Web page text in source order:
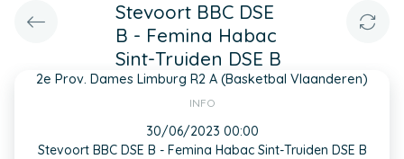
Stevoort BBC DSE
B - Femina Habac
Sint-Truiden DSE B
2e Prov. Dames Limburg R2 A (Basketbal Vlaanderen)
INFO
30/06/2023 00:00
Stevoort BBC DSE B - Femina Habac Sint-Truiden DSE B